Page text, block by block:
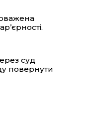
суд
повернути